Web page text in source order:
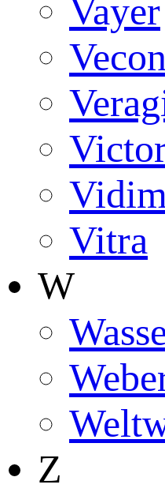
Vayer
Vitra
W
Z